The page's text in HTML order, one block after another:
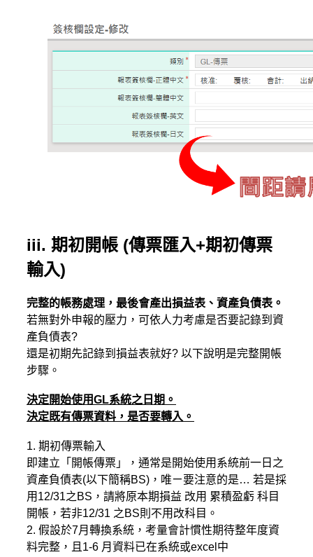
iii. 期初開帳 (傳票匯入+期初傳票
輸入)
完整的帳務處理，最後會產出損益表、資產負債表。
若無對外申報的壓力，可依人力考慮是否要記錄到資
產負債表?
還是初期先記錄到損益表就好? 以下說明是完整開帳
步驟。
決定開始使用GL系統之日期。
決定既有傳票資料，是否要轉入。
1. 期初傳票輸入
即建立「開帳傳票」，通常是開始使用系統前一日之
資產負債表(以下簡稱BS)，唯ㄧ要注意的是… 若是採
用12/31之BS，請將原本期損益 改用 累積盈虧 科目
開帳，若非12/31 之BS則不用改科目。
2. 假設於7月轉換系統，考量會計慣性期待整年度資
料完整，且1-6 月資料已在系統或excel中